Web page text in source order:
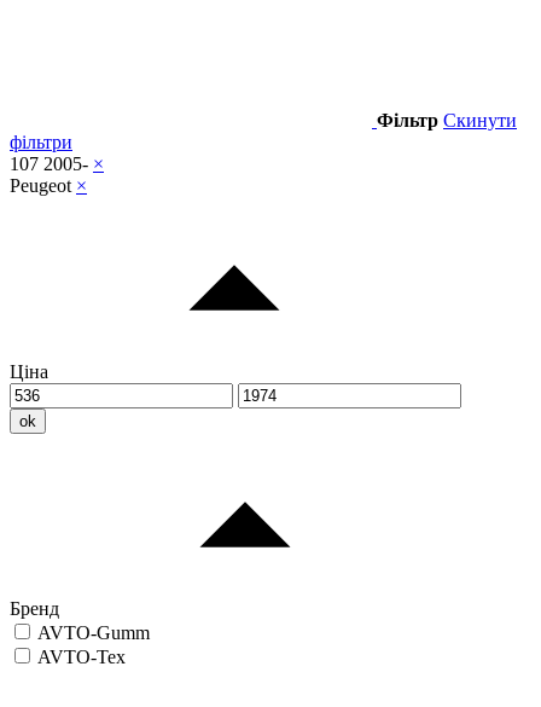
Фільтр Скинути
фільтри
107 2005- ×
Peugeot ×
Ціна
ok
Бренд
AVTO-Gumm
AVTO-Tex